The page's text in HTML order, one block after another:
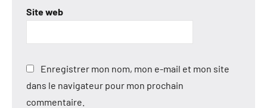
Site web
Enregistrer mon nom, mon e-mail et mon site
dans le navigateur pour mon prochain
commentaire.